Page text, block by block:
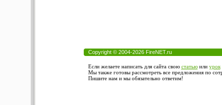
Copyright © 2004-2026 FireNET.ru
Если желаете написать для сайта свою статьюили урок
Мы также готовы рассмотреть все предложения по
Пишите нам и мы обязательно ответим!